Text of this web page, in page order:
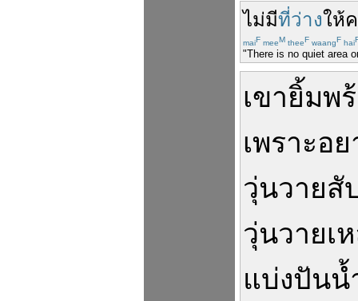
ไม่มีที่ว่างให้
maiF meeM theeF waangF hai
"There is no quiet area
เขายิ้มพ
เพราะอ
วุ่นวายสั
วุ่นวายเ
แบ่งปันน้